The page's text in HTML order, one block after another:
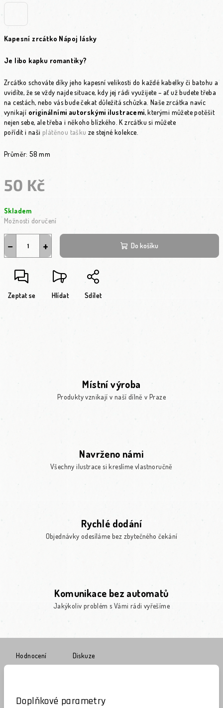
Kapesní zrcátko Nápoj lásky
Je libo kapku romantiky?
Zrcátko schováte díky jeho kapesní velikosti do každé kabelky či batohu a
uvidíte, že se vždy najde situace, kdy jej rádi využijete – ať už budete třeba
na cestách, nebo vás bude čekat důležitá schůzka. Naše zrcátka navíc
vynikají originálními autorskými ilustracemi, kterými můžete potěšit
nejen sebe, ale třeba i někoho blízkého. K zrcátku si můžete
pořídit i naši plátěnou taškuze stejné kolekce.
Průměr: 58 mm
50 Kč
Skladem
Možnosti doručení
+
− Do košíku
Zeptat se Hlídat Sdílet
Místní výroba
Produkty vznikají v naší dílně v Praze
Navrženo námi
Všechny ilustrace si kreslíme vlastnoručně
Rychlé dodání
Objednávky odesíláme bez zbytečného čekání
Komunikace bez automatů
Jakýkoliv problém s Vámi rádi vyřešíme
Hodnocení Diskuze
Doplňkové parametry